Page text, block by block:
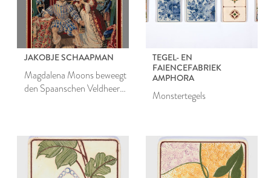
JAKOBJE SCHAAPMAN
Magdalena Moons beweegt
den Spaanschen Veldheer
TEGEL- EN
FAIENCEFABRIEK
AMPHORA
Monstertegels